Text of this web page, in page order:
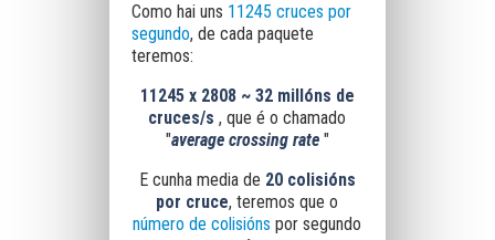
Como hai uns 11245 cruces por
segundo, de cada paquete
teremos:
11245 x2808 ~ 32 millóns de
cruces/s, que é o chamado
"average crossing rate "
E cunha media de 20 colisións
por cruce, teremos que o
número de colisións por segundo